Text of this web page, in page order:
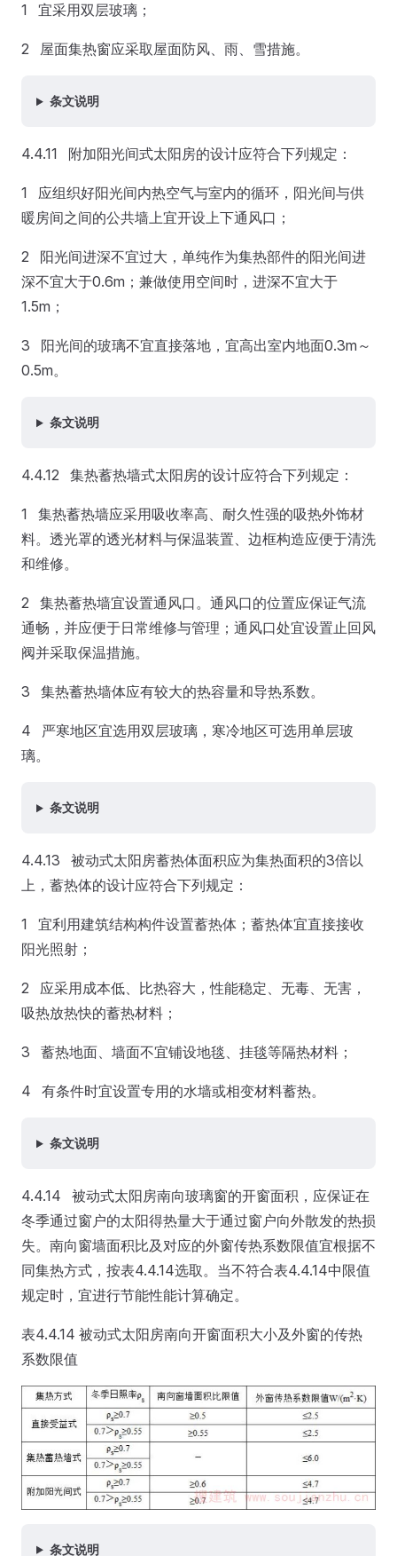
1 宜采用双层玻璃；
2 屋面集热窗应采取屋面防风、雨、雪措施。
条文说明
4.4.11 附加阳光间式太阳房的设计应符合下列规定：
1 应组织好阳光间内热空气与室内的循环，阳光间与供
暖房间之间的公共墙上宜开设上下通风口；
2 阳光间进深不宜过大，单纯作为集热部件的阳光间进
深不宜大于0.6m；兼做使用空间时，进深不宜大于
1.5m；
3 阳光间的玻璃不宜直接落地，宜高出室内地面0.3m～
0.5m。
条文说明
4.4.12 集热蓄热墙式太阳房的设计应符合下列规定：
1 集热蓄热墙应采用吸收率高、耐久性强的吸热外饰材
料。透光罩的透光材料与保温装置、边框构造应便于清洗
和维修。
2 集热蓄热墙宜设置通风口。通风口的位置应保证气流
通畅，并应便于日常维修与管理；通风口处宜设置止回风
阀并采取保温措施。
3 集热蓄热墙体应有较大的热容量和导热系数。
4 严寒地区宜选用双层玻璃，寒冷地区可选用单层玻
璃。
条文说明
4.4.13 被动式太阳房蓄热体面积应为集热面积的3倍以
上，蓄热体的设计应符合下列规定：
1 宜利用建筑结构构件设置蓄热体；蓄热体宜直接接收
阳光照射；
2 应采用成本低、比热容大，性能稳定、无毒、无害，
吸热放热快的蓄热材料；
3 蓄热地面、墙面不宜铺设地毯、挂毯等隔热材料；
4 有条件时宜设置专用的水墙或相变材料蓄热。
条文说明
4.4.14 被动式太阳房南向玻璃窗的开窗面积，应保证在
冬季通过窗户的太阳得热量大于通过窗户向外散发的热损
失。南向窗墙面积比及对应的外窗传热系数限值宜根据不
同集热方式，按表4.4.14选取。当不符合表4.4.14中限值
规定时，宜进行节能性能计算确定。
表4.4.14 被动式太阳房南向开窗面积大小及外窗的传热
系数限值
条文说明